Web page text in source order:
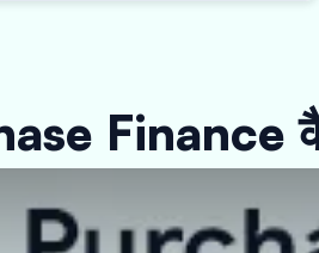
Finance